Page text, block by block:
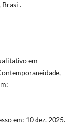
Brasil.
em
em: 10 dez. 2025.